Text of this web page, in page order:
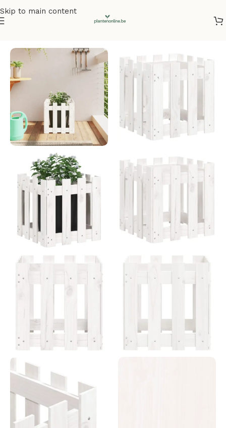
Skip to main content